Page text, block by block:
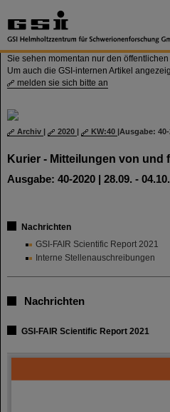
Sie sehen momentan nur den
Um auch die GSI-internen Artikel
melden sie sich bitte an
Archiv | 2020 | KW:40 |Ausgabe: 40-
Kurier - Mitteilungen von und
Ausgabe: 40-2020 | 28.09. - 04.10.
Nachrichten
GSI-FAIR Scientific Report 2021
Interne Stellenauschreibungen
Nachrichten
GSI-FAIR Scientific Report 2021